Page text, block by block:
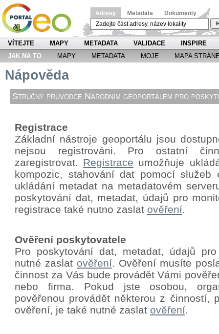
Adresy Metadata Dokumenty
VÍTEJTE MAPY METADATA VALIDACE
INSPIRE
JAK NA TO
MAPY METADATA MOJE MAPA
Nápověda
Stručný průvodce Národním geoportálem pro
Registrace
Základní nástroje geoportálu jsou
nejsou registrováni. Pro ostatní
zaregistrovat. Registrace umožňuje
kompozic, stahování dat pomocíslužeb
ukládání metadat na metadatovém
poskytování dat, metadat, údajů pro
registrace také nutno zaslat ověření.
Ověření poskytovatele
Pro poskytování dat, metadat, údajů
nutné zaslat ověření. Ověření musíte
činnost za Vás bude provádět Vámi
nebo firma. Pokud jste osobou,
pověřenou provádět některou z činností,
ověření, je také nutné zaslat ověření.